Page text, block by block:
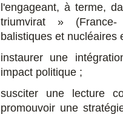
l'engageant, à terme,
triumvirat » (France-
balistiques et nucléaires
instaurer une
impact politique ;
susciter une lecture
promouvoir une